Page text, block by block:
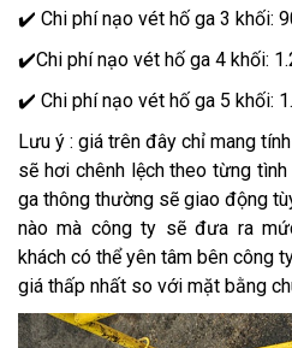
✔️ Chi phí nạo vét hố ga 3 khối:
✔️Chi phí nạo vét hố ga 4 khối:
✔️ Chi phí nạo vét hố ga 5 khối:
Lưu ý : giá trên đây chỉ mang
sẽ hơi chênh lệch theo từng
ga thông thường sẽ giao động
nào mà công ty sẽ đưa ra
khách có thể yên tâm bên công
giá thấp nhất so với mặt bằng